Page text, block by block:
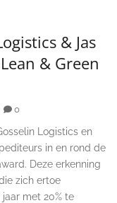
& Jas
& Green
0
Logistics en
in en rond de
Deze erkenning
zich ertoe
met 20% te